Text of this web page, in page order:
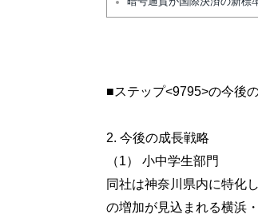
■ステップ<9795>の今後
2. 今後の成長戦略
（1） 小中学生部門
同社は神奈川県内に特化
の増加が見込まれる横浜